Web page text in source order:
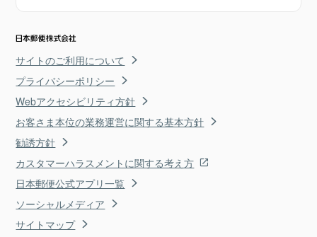
サイトのご利用について
プライバシーポリシー
Webアクセシビリティ方針
お客さま本位の業務運営に関する基本方針
勧誘方針
カスタマーハラスメントに関する考え方
日本郵便公式アプリ一覧
ソーシャルメディア
サイトマップ